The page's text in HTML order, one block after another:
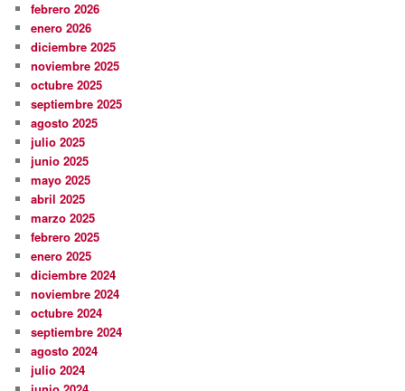
febrero 2026
enero 2026
diciembre 2025
noviembre 2025
octubre 2025
septiembre 2025
agosto 2025
julio 2025
junio 2025
mayo 2025
abril 2025
marzo 2025
febrero 2025
enero 2025
diciembre 2024
noviembre 2024
octubre 2024
septiembre 2024
agosto 2024
julio 2024